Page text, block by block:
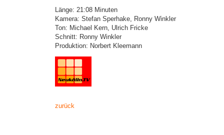
Länge: 21:08 Minuten
Kamera: Stefan Sperhake, Ronny Winkler
Ton: Michael Kern, Ulrich Fricke
Schnitt: Ronny Winkler
Produktion: Norbert Kleemann
zurück